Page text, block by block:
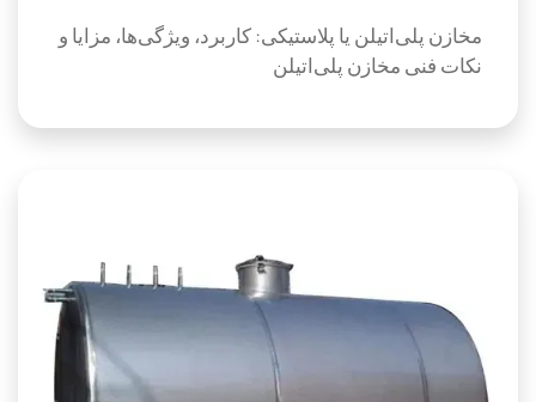
مخازن پلی‌اتیلن یا پلاستیکی: کاربرد، ویژگی‌ها، مزایا و
نکات فنی مخازن پلی‌اتیلن